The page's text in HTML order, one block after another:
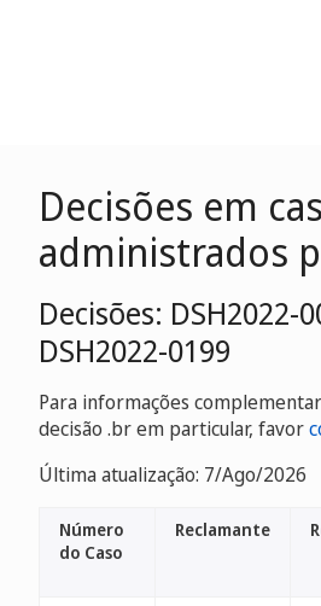
Decisões em
administrados
Decisões: DSH2022-
DSH2022-0199
Para informações
decisão .br em particular, favor
Última atualização: 7/Ago/2026
Número
do Caso
Reclamante